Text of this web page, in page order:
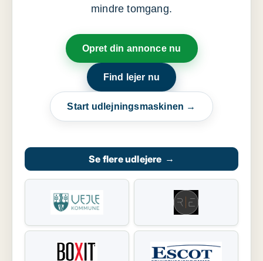
mindre tomgang.
Opret din annonce nu
Find lejer nu
Start udlejningsmaskinen →
Se flere udlejere →